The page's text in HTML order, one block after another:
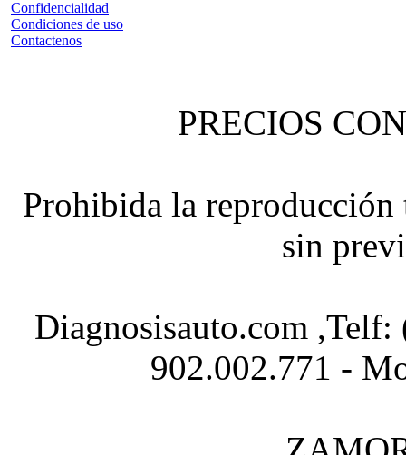
Confidencialidad
Condiciones de uso
Contactenos
PRECIOS
Prohibida la
sin
Diagnosisauto.com
902.002.771 -